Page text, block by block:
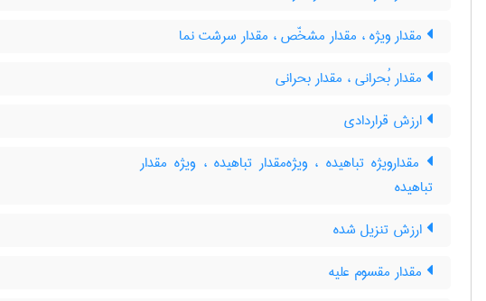
مقدار ویژه ، مقدار مشخّص ، مقدار سرشت نما
مقدار بُحرانی ، مقدار بحرانی
ارزش قراردادی
مقدارویژه تباهیده ، ویژه‌مقدار تباهیده ، ویژه مقدار
تباهیده
ارزش تنزیل شده
مقدار مقسوم علیه